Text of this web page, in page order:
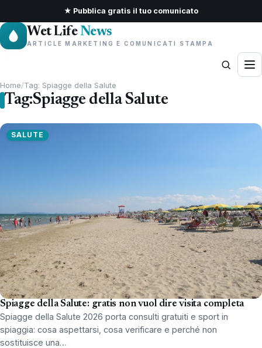
★ Pubblica gratis il tuo comunicato
Wet Life News
ARTICLE MARKETING E COMUNICATI STAMPA
Home/Tag: Spiagge della Salute
Tag:Spiagge della Salute
SALUTE
Spiagge della Salute: gratis non vuol dire visita completa
Spiagge della Salute 2026 porta consulti gratuiti e sport in
spiaggia: cosa aspettarsi, cosa verificare e perché non
sostituisce una…